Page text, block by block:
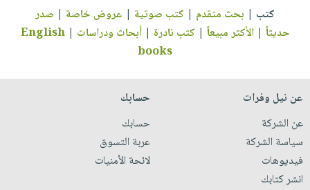
كتب | بحث متقدم | كتب صوتية | عروض خاصة | صدر
حديثاً |الأكثر مبيعاً | كتب نادرة |أبحاث ودراسات |
English
books
عن نيل وفرات
عن الشركة
سياسة الشركة
فيديوهات
انشر كتابك
حسابك
حسابك
عربة التسوق
لائحة الأمنيات